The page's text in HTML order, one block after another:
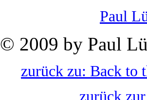
Paul
© 2009 by Paul
zurück zu: Back to
zurück